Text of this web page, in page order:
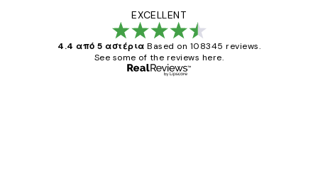
EXCELLENT
4.4 από 5 αστέρια Based on 108345 reviews.
See some of the reviews here.